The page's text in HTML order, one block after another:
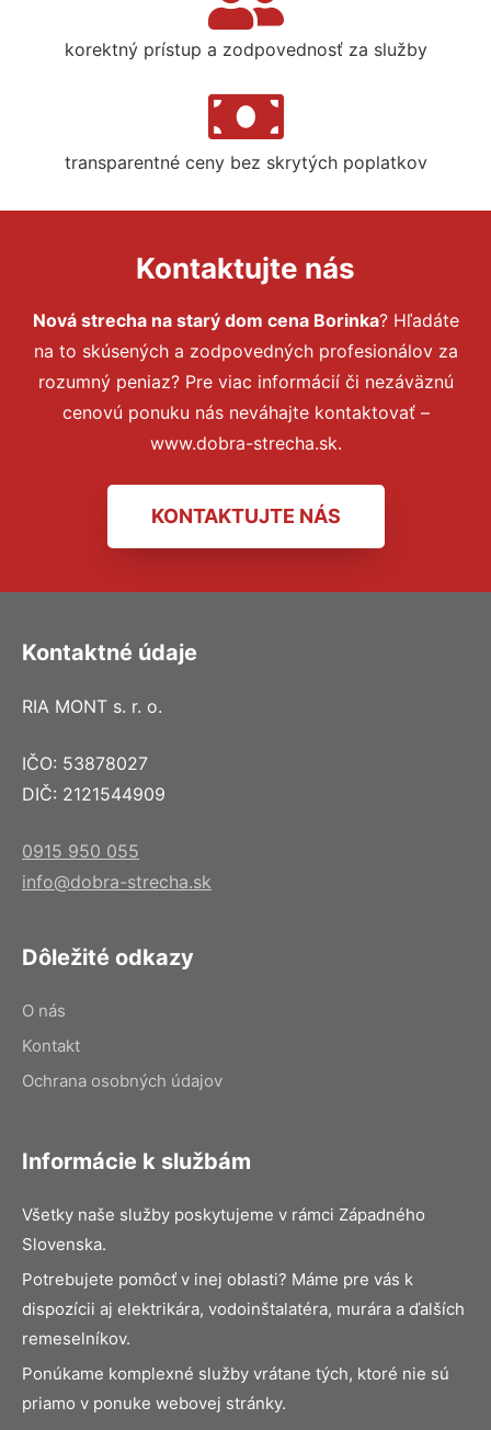
korektný prístup a zodpovednosť za služby
transparentné ceny bez skrytých poplatkov
Kontaktujte nás
Nová strecha na starý dom cena Borinka? Hľadáte
na to skúsených a zodpovedných profesionálov za
rozumný peniaz? Pre viac informácií či nezáväznú
cenovú ponuku nás neváhajte kontaktovať –
www.dobra-strecha.sk.
KONTAKTUJTE NÁS
Kontaktné údaje
RIA MONT s. r. o.
IČO: 53878027
DIČ: 2121544909
0915 950 055
info@dobra-strecha.sk
Dôležité odkazy
O nás
Kontakt
Ochrana osobných údajov
Informácie k službám
Všetky naše služby poskytujeme v rámci Západného
Slovenska.
Potrebujete pomôcť v inej oblasti? Máme pre vás k
dispozícii aj elektrikára, vodoinštalatéra, murára a ďalších
remeselníkov.
Ponúkame komplexné služby vrátane tých, ktoré nie sú
priamo v ponuke webovej stránky.